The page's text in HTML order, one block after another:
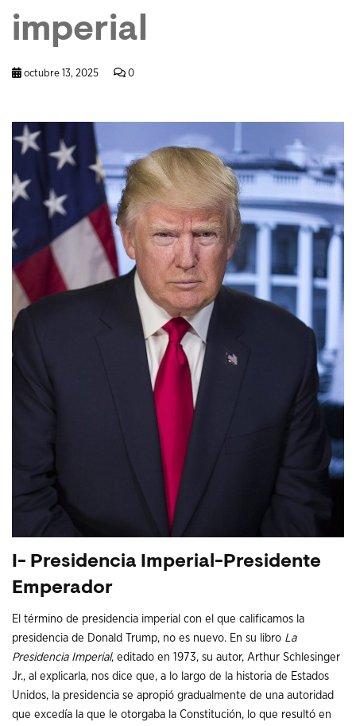
imperial
octubre 13, 2025 0
I- Presidencia Imperial-Presidente
Emperador
El término de presidencia imperial con el que calificamos la
presidencia de Donald Trump, no es nuevo. En su libro La
Presidencia Imperial, editado en 1973, su autor, Arthur Schlesinger
Jr., al explicarla, nos dice que, a lo largo de la historia de Estados
Unidos, la presidencia se apropió gradualmente de una autoridad
que excedía la que le otorgaba la Constitución, lo que resultó en